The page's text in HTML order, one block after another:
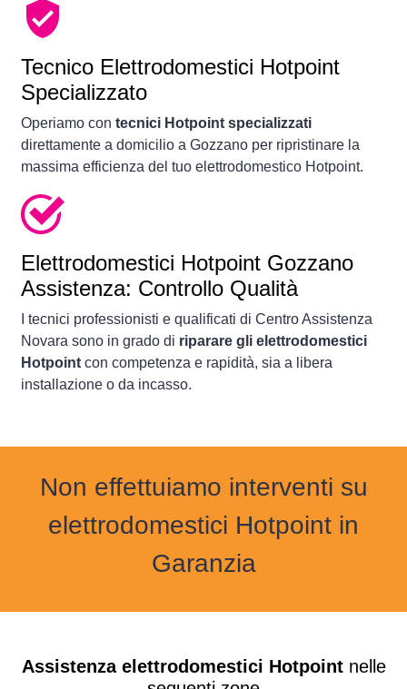
Tecnico Elettrodomestici Hotpoint
Specializzato
Operiamo con tecnici Hotpoint specializzati
direttamente a domicilio a Gozzano per ripristinare la
massima efficienza del tuo elettrodomestico Hotpoint.
Elettrodomestici Hotpoint Gozzano
Assistenza: Controllo Qualità
I tecnici professionisti e qualificati di Centro Assistenza
Novara sono in grado di riparare gli elettrodomestici
Hotpoint con competenza e rapidità, sia a libera
installazione o da incasso.
Non effettuiamo interventi su
elettrodomestici Hotpoint in
Garanzia
Assistenza elettrodomestici Hotpointnelle